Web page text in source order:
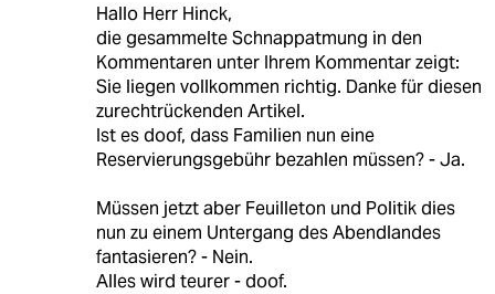
Hallo Herr Hinck,
die gesammelte Schnappatmung in den
Kommentaren unter Ihrem Kommentar zeigt:
Sie liegen vollkommen richtig. Danke für diesen
zurechtrückenden Artikel.
Ist es doof, dass Familien nun eine
Reservierungsgebühr bezahlen müssen? - Ja.
Müssen jetzt aber Feuilleton und Politik dies
nun zu einem Untergang des Abendlandes
fantasieren? - Nein.
Alles wird teurer - doof.